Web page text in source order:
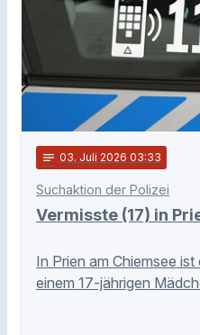
notes 03. Juli 2026 03:33
Suchaktion der Polizei
Vermisste (17) in
In Prien am Chiemsee
einem 17-jährigen